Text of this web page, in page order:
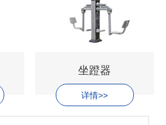
坐蹬器
详情>>